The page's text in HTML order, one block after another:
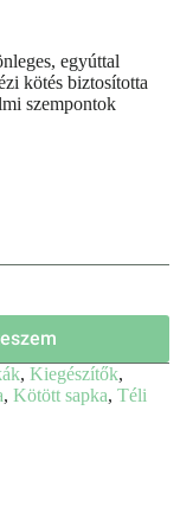
egyúttal
kötés biztosította
szempontok
, Kiegészítők,
, Kötött sapka, Téli